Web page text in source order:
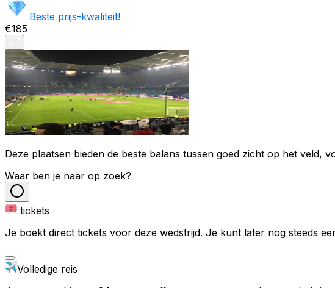
Beste prijs-kwaliteit!
€185
Deze plaatsen bieden de beste balans tussen goed zicht op het veld,
Waar ben je naar op zoek?
tickets
Je boekt direct tickets voor deze wedstrijd. Je kunt later nog steeds
Volledige reis